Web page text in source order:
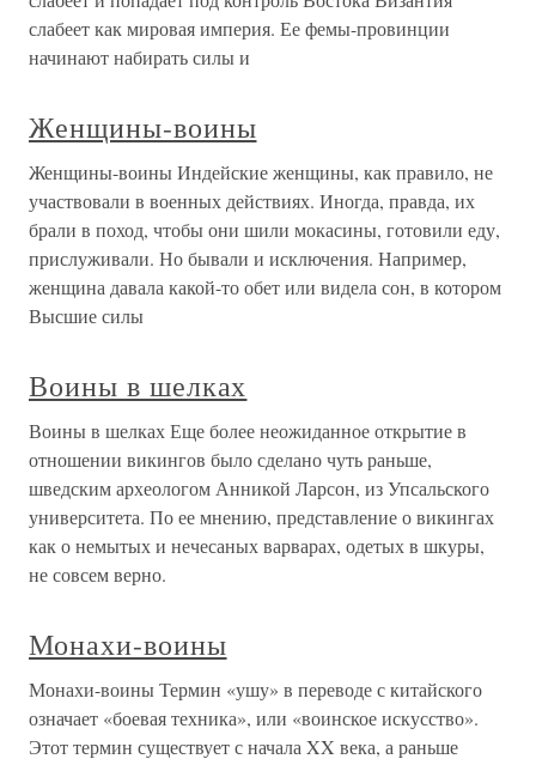
слабеет как мировая империя. Ее фемы-провинции
начинают набирать силы и
Женщины-воины
Женщины-воины Индейские женщины, как правило, не
участвовали в военных действиях. Иногда, правда, их
брали в поход, чтобы они шили мокасины, готовили еду,
прислуживали. Но бывали и исключения. Например,
женщина давала какой-то обет или видела сон, в котором
Высшие силы
Воины в шелках
Воины в шелках Еще более неожиданное открытие в
отношении викингов было сделано чуть раньше,
шведским археологом Анникой Ларсон, из Упсальского
университета. По ее мнению, представление о викингах
как о немытых и нечесаных варварах, одетых в шкуры,
не совсем верно.
Монахи-воины
Монахи-воины Термин «ушу» в переводе с китайского
означает «боевая техника», или «воинское искусство».
Этот термин существует с начала XX века, а раньше